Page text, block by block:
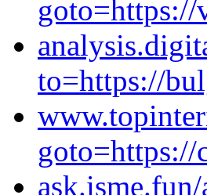
goto=https://
to=https://
goto=https://